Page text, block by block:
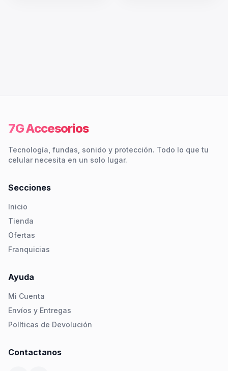
7G Accesorios
Tecnología, fundas, sonido y protección. Todo lo que tu
celular necesita en un solo lugar.
Secciones
Inicio
Tienda
Ofertas
Franquicias
Ayuda
Mi Cuenta
Envíos y Entregas
Políticas de Devolución
Contactanos